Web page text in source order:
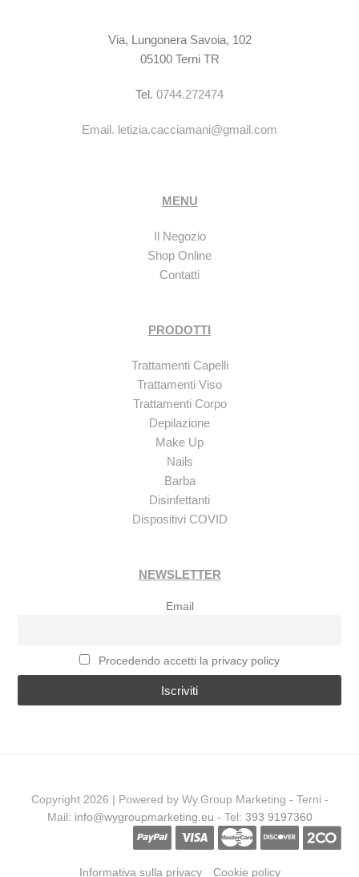
Via, Lungonera Savoia, 102
05100 Terni TR
Tel. 0744.272474
Email. letizia.cacciamani@gmail.com
MENU
Il Negozio
Shop Online
Contatti
PRODOTTI
Trattamenti Capelli
Trattamenti Viso
Trattamenti Corpo
Depilazione
Make Up
Nails
Barba
Disinfettanti
Dispositivi COVID
NEWSLETTER
Email
Procedendo accetti la privacy policy
Copyright 2026 | Powered by Wy.Group Marketing - Terni -
Mail: info@wygroupmarketing.eu - Tel: 393 9197360
Informativa sulla privacy Cookie policy